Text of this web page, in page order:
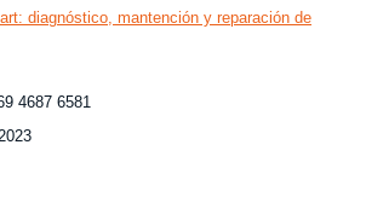
diagnóstico, mantención y reparación de
4687 6581